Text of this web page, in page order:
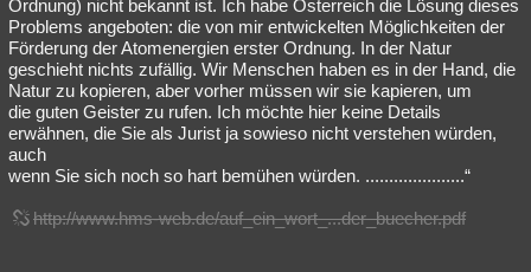
Ordnung) nicht bekannt ist. Ich habe Österreich die Lösung dieses
Problems angeboten: die von mir entwickelten Möglichkeiten der
Förderung der Atomenergien erster Ordnung. In der Natur
geschieht nichts zufällig. Wir Menschen haben es in der Hand, die
Natur zu kopieren, aber vorher müssen wir sie kapieren, um
die guten Geister zu rufen. Ich möchte hier keine Details
erwähnen, die Sie als Jurist ja sowieso nicht verstehen würden,
auch
wenn Sie sich noch so hart bemühen würden. .....................“
http://www.hms-web.de/auf_ein_wort_...der_buecher.pdf